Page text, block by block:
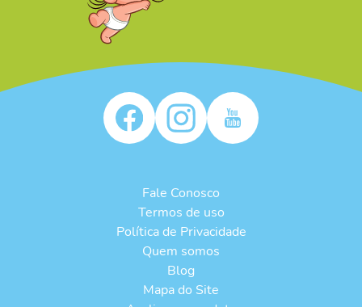
Fale Conosco
Termos de uso
Política de Privacidade
Quem somos
Blog
Mapa do Site